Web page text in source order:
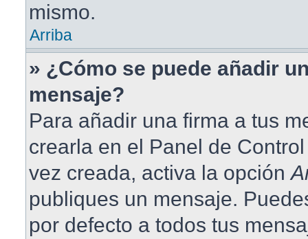
mismo.
Arriba
» ¿Cómo se puede añadir
mensaje?
Para añadir una firma a tus
crearla en el Panel de
vez creada, activa la opción
publiques un mensaje.
por defecto a todos tus